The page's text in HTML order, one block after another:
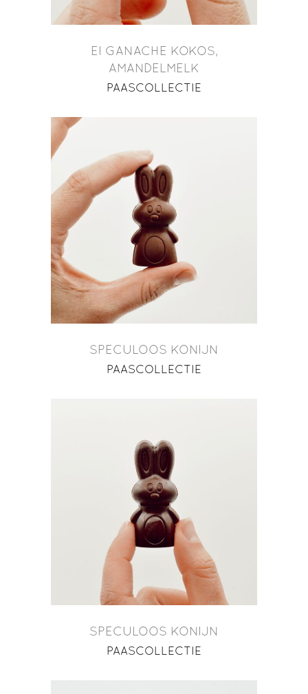
EI GANACHE KOKOS,
AMANDELMELK
PAASCOLLECTIE
SPECULOOS KONIJN
PAASCOLLECTIE
SPECULOOS KONIJN
PAASCOLLECTIE